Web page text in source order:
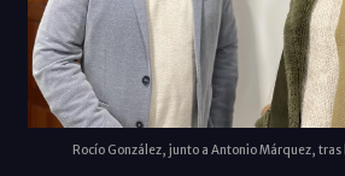
Rocío González, junto a Antonio Márquez,